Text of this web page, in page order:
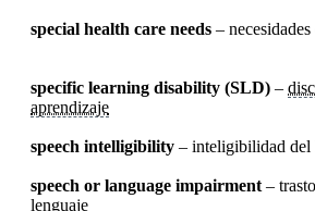
special health care needs –
specific learning disability (SLD) –
aprendizaje
speech intelligibility – inteligibilidad del
speech or language impairment –
lenguaje